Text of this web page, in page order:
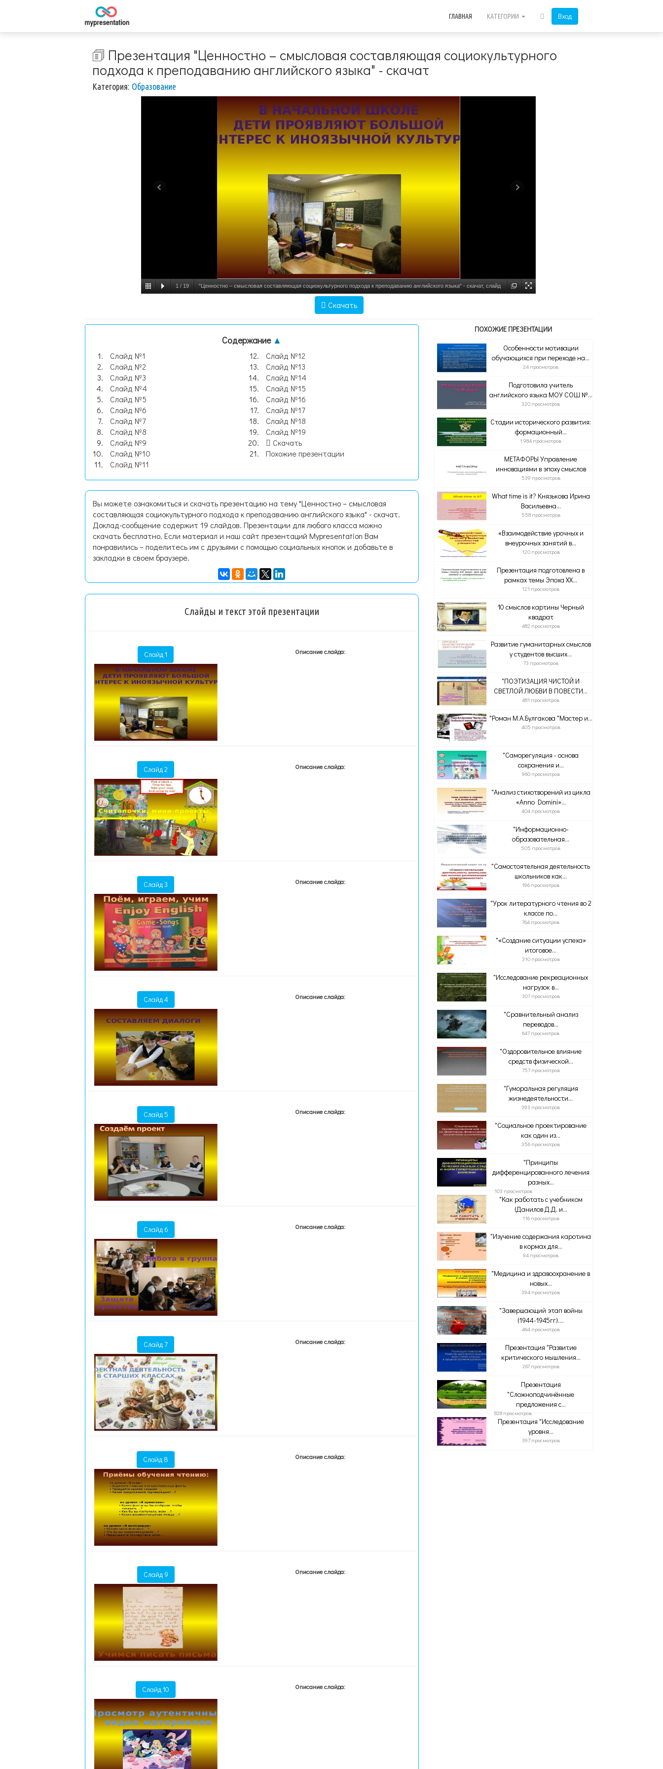
Вход
ГЛАВНАЯ КАТЕГОРИИ
🗊 Презентация "Ценностно – смысловая составляющая социокультурного
подхода к преподаванию английского языка" - скачат
Категория: Образование
1 / 19 "Ценностно – смысловая составляющая социокультурного подхода к преподаванию английского языка" - скачат, слайд
Скачать
Содержание ▲
Слайд №1
Слайд №2
Слайд №3
Слайд №4
Слайд №5
Слайд №6
Слайд №7
Слайд №8
Слайд №9
Слайд №10
Слайд №11
Слайд №12
Слайд №13
Слайд №14
Слайд №15
Слайд №16
Слайд №17
Слайд №18
Слайд №19
Скачать
Похожие презентации
Вы можете ознакомиться и скачать презентацию на тему "Ценностно – смысловая
составляющая социокультурного подхода к преподаванию английского языка" - скачат.
Доклад-сообщение содержит 19 слайдов. Презентации для любого класса можно
скачать бесплатно. Если материал и наш сайт презентаций Mypresentation Вам
понравились – поделитесь им с друзьями с помощью социальных кнопок и добавьте в
закладки в своем браузере.
Слайды и текст этой презентации
Слайд 1 Описание слайда:
Слайд 2 Описание слайда:
Слайд 3 Описание слайда:
Слайд 4 Описание слайда:
Слайд 5 Описание слайда:
Слайд 6 Описание слайда:
Слайд 7 Описание слайда:
Слайд 8 Описание слайда:
Слайд 9 Описание слайда:
Слайд 10 Описание слайда:
ПОХОЖИЕ ПРЕЗЕНТАЦИИ
Особенности мотивации
обучающихся при переходе на...
24 просмотров
Подготовила учитель
английского языка МОУ СОШ №...
320 просмотров
Стадии исторического развития:
формационный...
1 984 просмотров
МЕТАФОРЫ Управление
инновациями в эпоху смыслов
539 просмотров
What time is it? Князькова Ирина
Васильевна...
558 просмотров
«Взаимодействие урочных и
внеурочных занятий в...
120 просмотров
Презентация подготовлена в
рамках темы Эпоха ХХ...
121 просмотров
10 смыслов картины Черный
квадрат
482 просмотров
Развитие гуманитарных смыслов
у студентов высших...
73 просмотров
"ПОЭТИЗАЦИЯ ЧИСТОЙ И
СВЕТЛОЙ ЛЮБВИ В ПОВЕСТИ...
481 просмотров
"Роман М.А.Булгакова "Мастер и...
405 просмотров
"Саморегуляция - основа
сохранения и...
960 просмотров
"Анализ стихотворений из цикла
«Anno Domini»...
404 просмотров
"Информационно-
образовательная...
505 просмотров
"Самостоятельная деятельность
школьников как...
196 просмотров
"Урок литературного чтения во 2
классе по...
764 просмотров
"«Создание ситуации успеха»
итоговое...
310 просмотров
"Исследование рекреационных
нагрузок в...
307 просмотров
"Сравнительный анализ
переводов...
647 просмотров
"Оздоровительное влияние
средств физической...
757 просмотров
"Гуморальная регуляция
жизнедеятельности...
393 просмотров
"Социальное проектирование
как один из...
356 просмотров
"Принципы
дифференцированного лечения
разных...
103 просмотров
"Как работать с учебником
(Данилов Д.Д. и...
116 просмотров
"Изучение содержания каротина
в кормах для...
94 просмотров
"Медицина и здравоохранение в
новых...
394 просмотров
"Завершающий этап войны
(1944-1945гг)....
464 просмотров
Презентация "Развитие
критического мышления...
267 просмотров
Презентация
"Сложноподчинённые
предложения с...
828 просмотров
Презентация "Исследование
уровня...
397 просмотров